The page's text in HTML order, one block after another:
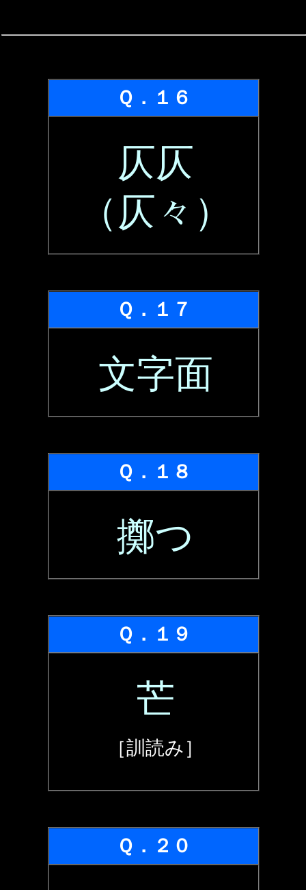
Ｑ．１６
仄仄
（仄々）
Ｑ．１７
文字面
Ｑ．１８
擲つ
Ｑ．１９
芒
［訓読み］
Ｑ．２０